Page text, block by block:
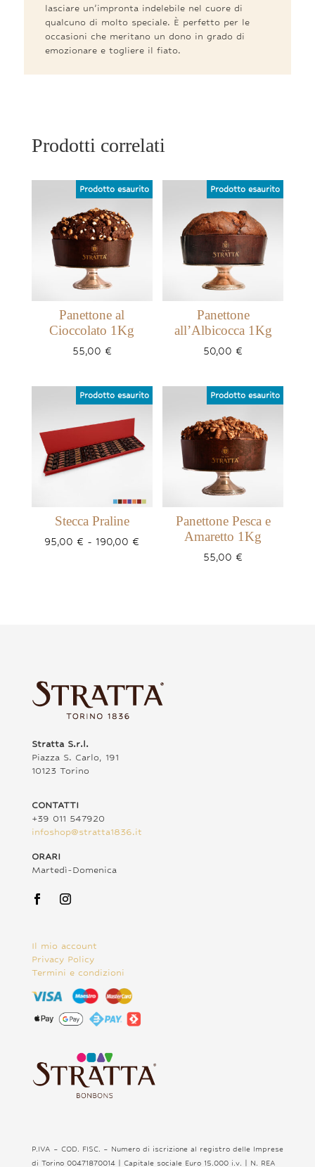
lasciare un’impronta indelebile nel cuore di
qualcuno di molto speciale. È perfetto per le
occasioni che meritano un dono in grado di
emozionare e togliere il fiato.
Prodotti correlati
Panettone al
Cioccolato 1Kg
55,00 €
Panettone
all’Albicocca 1Kg
50,00 €
Stecca Praline
95,00 € - 190,00 €
Panettone Pesca e
Amaretto 1Kg
55,00 €
Stratta S.r.l.
Piazza S. Carlo, 191
10123 Torino
CONTATTI
+39 011 547920
infoshop@stratta1836.it
ORARI
Martedì-Domenica
Il mio account
Privacy Policy
Termini e condizioni
P.IVA – COD. FISC. – Numero di iscrizione al registro delle Imprese
di Torino 00471870014 | Capitale sociale Euro 15.000 i.v. | N. REA